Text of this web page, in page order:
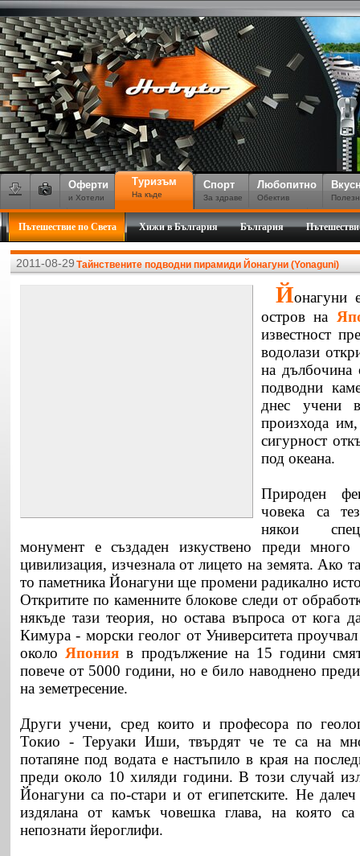
Оферти
и Хотели
Туризъм
На къде
Спорт
За здраве
Любопитно
Обектив
Пътешествие по Света Хижи в България България
2011-08-29Тайнствените подводни пирамиди Йонагуни (Yonaguni)
Йонагуни
остров на
известност
водолази
на дълбочина
подводни
днес учени
произхода
сигурност
под океана.
Природен
човека са
някои
монумент е създаден изкуствено преди много
цивилизация, изчезнала от лицето на земята. Ако
то паметника Йонагуни ще промени радикално
Откритите по каменните блокове следи от
някъде тази теория, но остава въпроса от кога
Кимура - морски геолог от Университета
около Япония в продължение на 15 години
повече от 5000 години, но е било наводнено
на земетресение.
Други учени, сред които и професора по
Токио - Теруаки Иши, твърдят че те са на
потапяне под водата е настъпило в края на
преди около 10 хиляди години. В този случай
Йонагуни са по-стари и от египетските. Не
издялана от камък човешка глава, на която са
непознати йероглифи.